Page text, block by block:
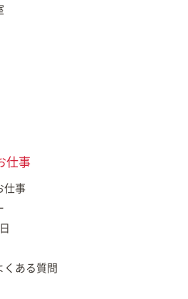
仕事
仕事
くある質問